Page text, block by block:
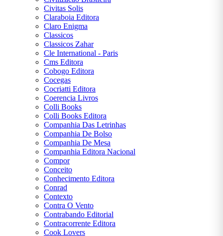
Civitas Solis
Claraboia Editora
Claro Enigma
Classicos
Classicos Zahar
Cle International - Paris
Cms Editora
Cobogo Editora
Cocegas
Cocriatti Editora
Coerencia Livros
Colli Books
Colli Books Editora
Companhia Das Letrinhas
Companhia De Bolso
Companhia De Mesa
Companhia Editora Nacional
Compor
Conceito
Conhecimento Editora
Conrad
Contexto
Contra O Vento
Contrabando Editorial
Contracorrente Editora
Cook Lovers